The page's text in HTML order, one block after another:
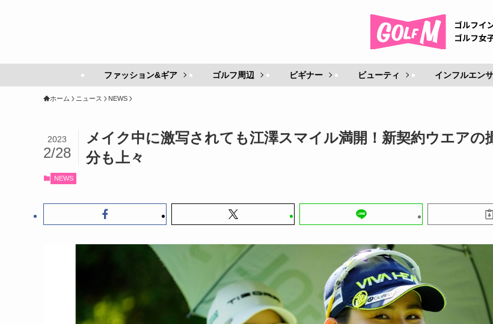
ファッション&ギア ゴルフ周辺 ビギナー ビューティ インフルエン
ホーム ニュース NEWS
メイク中に激写されても江澤スマイル満開！新契約ウエアの
分も上々
2023
2/28
NEWS